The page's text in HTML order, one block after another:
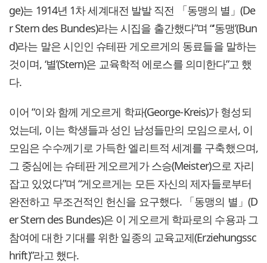
ge)는 1914년 1차 세계대전 발발 직전 「동맹의 별」(De
r Stern des Bundes)라는 시집을 출간했다”며 “‘동맹’(Bun
d)라는 말은 시인인 슈테판 게오르게의 동료들을 말하는
것이며, ‘별’(Stern)은 교육학적 에로스를 의미한다”고 했
다.
이어 “이와 함께 게오르게 학파(George-Kreis)가 형성되
었는데, 이는 학생들과 성인 남성들만의 모임으로서, 이
모임은 수수께기로 가득한 엘리트적 세계를 구축했으며,
그 중심에는 슈테판 게오르게가 스승(Meister)으로 자리
잡고 있었다”며 “게오르게는 모든 자신의 제자들로부터
완전하고 무조건적인 헌신을 요구했다. 「동맹의 별」(D
er Stern des Bundes)은 이 게오르게 학파로의 수용과 그
참여에 대한 기대를 위한 일종의 교육교제(Erziehungssc
hrift)”라고 했다.